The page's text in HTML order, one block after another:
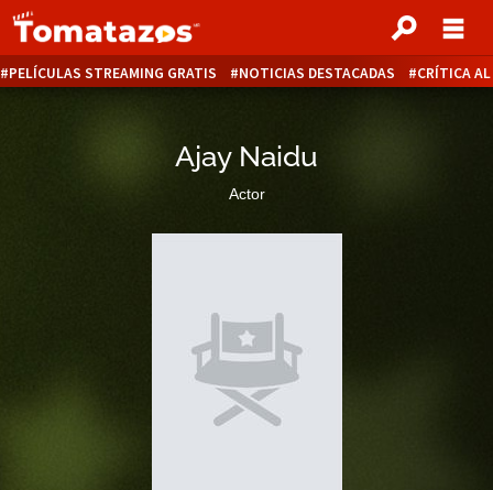
PELÍCULAS STREAMING GRATIS NOTICIAS DESTACADAS CRÍTICA
Ajay Naidu
Actor